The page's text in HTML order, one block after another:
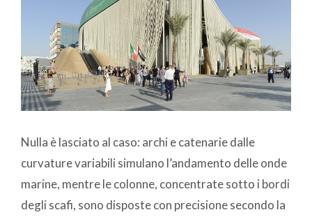
Nulla è lasciato al caso: archi e catenarie dalle
curvature variabili simulano l’andamento delle onde
marine, mentre le colonne, concentrate sotto i bordi
degli scafi, sono disposte con precisione secondo la